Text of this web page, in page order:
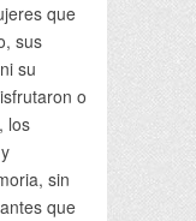
que
sus
su
o
los
sin
que